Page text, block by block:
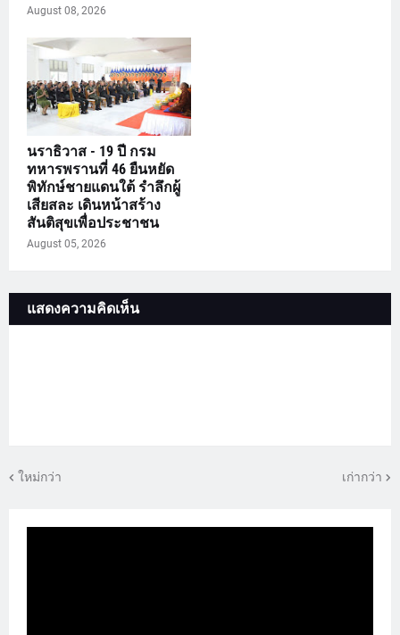
August 08, 2026
นราธิวาส - 19 ปี กรม
ทหารพรานที่ 46 ยืนหยัด
พิทักษ์ชายแดนใต้ รำลึกผู้
เสียสละ เดินหน้าสร้าง
สันติสุขเพื่อประชาชน
August 05, 2026
แสดงความคิดเห็น
ใหม่กว่า เก่ากว่า